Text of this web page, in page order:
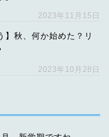
2023年11月15日
】秋、何か始めた？リ
2023年10月28日